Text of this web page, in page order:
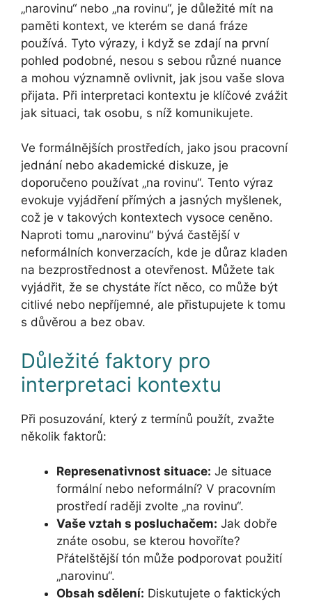
„narovinu“ nebo „na rovinu“, je důležité mít na
paměti kontext, ve kterém se daná fráze
používá. Tyto výrazy, i když se zdají na první
pohled podobné, nesou s sebou různé nuance
a mohou významně ovlivnit, jak jsou vaše slova
přijata. Při interpretaci kontextu je klíčové zvážit
jak situaci, tak osobu, s níž komunikujete.
Ve formálnějších prostředích, jako jsou pracovní
jednání nebo akademické diskuze, je
doporučeno používat „na rovinu“. Tento výraz
evokuje vyjádření přímých a jasných myšlenek,
což je v takových kontextech vysoce ceněno.
Naproti tomu „narovinu“ bývá častější v
neformálních konverzacích, kde je důraz kladen
na bezprostřednost a otevřenost. Můžete tak
vyjádřit, že se chystáte říct něco, co může být
citlivé nebo nepříjemné, ale přistupujete k tomu
s důvěrou a bez obav.
Důležité faktory pro
interpretaci kontextu
Při posuzování, který z termínů použít, zvažte
několik faktorů:
Represenativnost situace: Je situace
formální nebo neformální? V pracovním
prostředí raději zvolte „na rovinu“.
Vaše vztah s posluchačem: Jak dobře
znáte osobu, se kterou hovoříte?
Přátelštější tón může podporovat použití
„narovinu“.
Obsah sdělení: Diskutujete o faktických